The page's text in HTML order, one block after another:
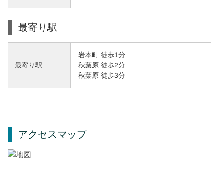
最寄り駅
最寄り駅
岩本町 徒歩1分
秋葉原 徒歩2分
秋葉原 徒歩3分
アクセスマップ